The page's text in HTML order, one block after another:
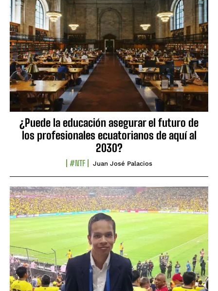
¿Puede la educación asegurar el futuro de
los profesionales ecuatorianos de aquí al
2030?
#NTF Juan José Palacios